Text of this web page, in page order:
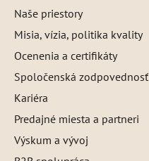
Naše priestory
Misia, vízia, politika kvality
Ocenenia a certifikáty
Spoločenská zodpovednosť
Kariéra
Predajné miesta a partneri
Výskum a vývoj